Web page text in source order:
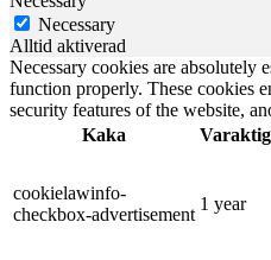
Necessary
Alltid aktiverad
Necessary cookies are absolutely
function properly. These cookies
security features of the website,
Kaka
cookielawinfo-
checkbox-advertisement
1 year